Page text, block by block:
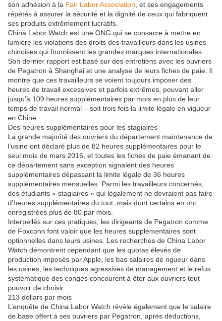
son adhésion à la Fair Labor Association , et ses engagements
répétés à assurer la sécurité et la dignité de ceux qui fabriquent
ses produits extrêmement lucratifs.
China Labor Watch est une ONG qui se consacre à mettre en
lumière les violations des droits des travailleurs dans les usines
chinoises qui fournissent les grandes marques internationales.
Son dernier rapport est basé sur des entretiens avec les ouvriers
de Pegatron à Shanghai et une analyse de leurs fiches de paie. Il
montre que ces travailleurs se voient toujours imposer des
heures de travail excessives et parfois extrêmes, pouvant aller
jusqu’à 109 heures supplémentaires par mois en plus de leur
temps de travail normal – soit trois fois la limite légale en vigueur
en Chine.
Des heures supplémentaires pour les stagiaires
La grande majorité des ouvriers du département maintenance de
l’usine ont déclaré plus de 82 heures supplémentaires pour le
seul mois de mars 2016, et toutes les fiches de paie émanant de
ce département sans exception signalent des heures
supplémentaires dépassant la limite légale de 36 heures
supplémentaires mensuelles. Parmi les travailleurs concernés,
des étudiants « stagiaires » qui légalement ne devraient pas faire
d’heures supplémentaires du tout, mais dont certains en ont
enregistrées plus de 80 par mois.
Interpellés sur ces pratiques, les dirigeants de Pegatron comme
de Foxconn font valoir que les heures supplémentaires sont
optionnelles dans leurs usines. Les recherches de China Labor
Watch démontrent cependant que les quotas élevés de
production imposés par Apple, les bas salaires de rigueur dans
les usines, les techniques agressives de management et le refus
systématique des congés concourent à ôter aux ouvriers tout
pouvoir de choisir.
213 dollars par mois
L’enquête de China Labor Watch révèle également que le salaire
de base offert à ses ouvriers par Pegatron, après déductions,